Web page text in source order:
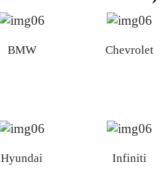
BMW Chevrolet
Hyundai Infiniti